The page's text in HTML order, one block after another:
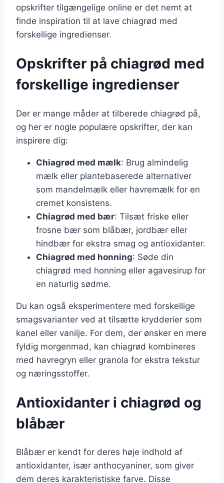
opskrifter tilgængelige online er det nemt at
finde inspiration til at lave chiagrød med
forskellige ingredienser.
Opskrifter på chiagrød med
forskellige ingredienser
Der er mange måder at tilberede chiagrød på,
og her er nogle populære opskrifter, der kan
inspirere dig:
Chiagrød med mælk: Brug almindelig
mælk eller plantebaserede alternativer
som mandelmælk eller havremælk for en
cremet konsistens.
Chiagrød med bær: Tilsæt friske eller
frosne bær som blåbær, jordbær eller
hindbær for ekstra smag og antioxidanter.
Chiagrød med honning: Søde din
chiagrød med honning eller agavesirup for
en naturlig sødme.
Du kan også eksperimentere med forskellige
smagsvarianter ved at tilsætte krydderier som
kanel eller vanilje. For dem, der ønsker en mere
fyldig morgenmad, kan chiagrød kombineres
med havregryn eller granola for ekstra tekstur
og næringsstoffer.
Antioxidanter i chiagrød og
blåbær
Blåbær er kendt for deres høje indhold af
antioxidanter, især anthocyaniner, som giver
dem deres karakteristiske farve. Disse